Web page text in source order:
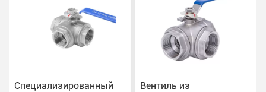
Специализированный
Вентиль из